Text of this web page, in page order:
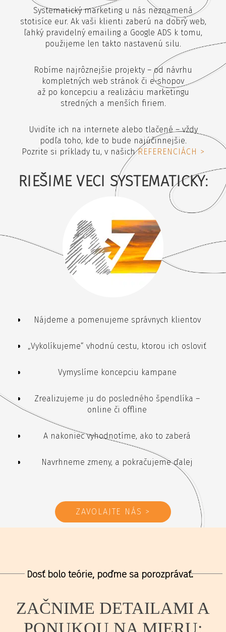
Systematický marketing u nás neznamená
stotisíce eur. Ak vaši klienti zaberú na dobrý web,
ľahký pravidelný emailing a Google ADS k tomu,
použijeme len takto nastavenú silu.
Robíme najrôznejšie projekty – od návrhu
kompletných web stránok či e-shopov
až po koncepciu a realizáciu marketingu
stredných a menších firiem.
Uvidíte ich na internete alebo tlačené – vždy
podľa toho, kde to bude najúčinnejšie.
Pozrite si príklady tu, v našichREFERENCIÁCH >
RIEŠIME VECI SYSTEMATICKY:
Nájdeme a pomenujeme správnych klientov
„Vykolíkujeme“ vhodnú cestu, ktorou ich osloviť
Vymyslíme koncepciu kampane
Zrealizujeme ju do posledného špendlíka –
online či offline
A nakoniec vyhodnotíme, ako to zaberá
Navrhneme zmeny, a pokračujeme ďalej
ZAVOLAJTE NÁS >
Dosť bolo teórie, poďme sa porozprávať.
ZAČNIME DETAILAMI A
PONUKOU NA MIERU: